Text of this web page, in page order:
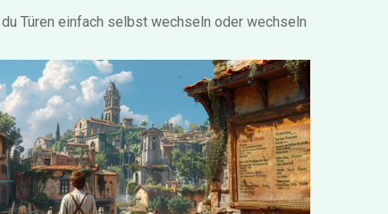
Türen einfach selbst wechseln oder wechseln